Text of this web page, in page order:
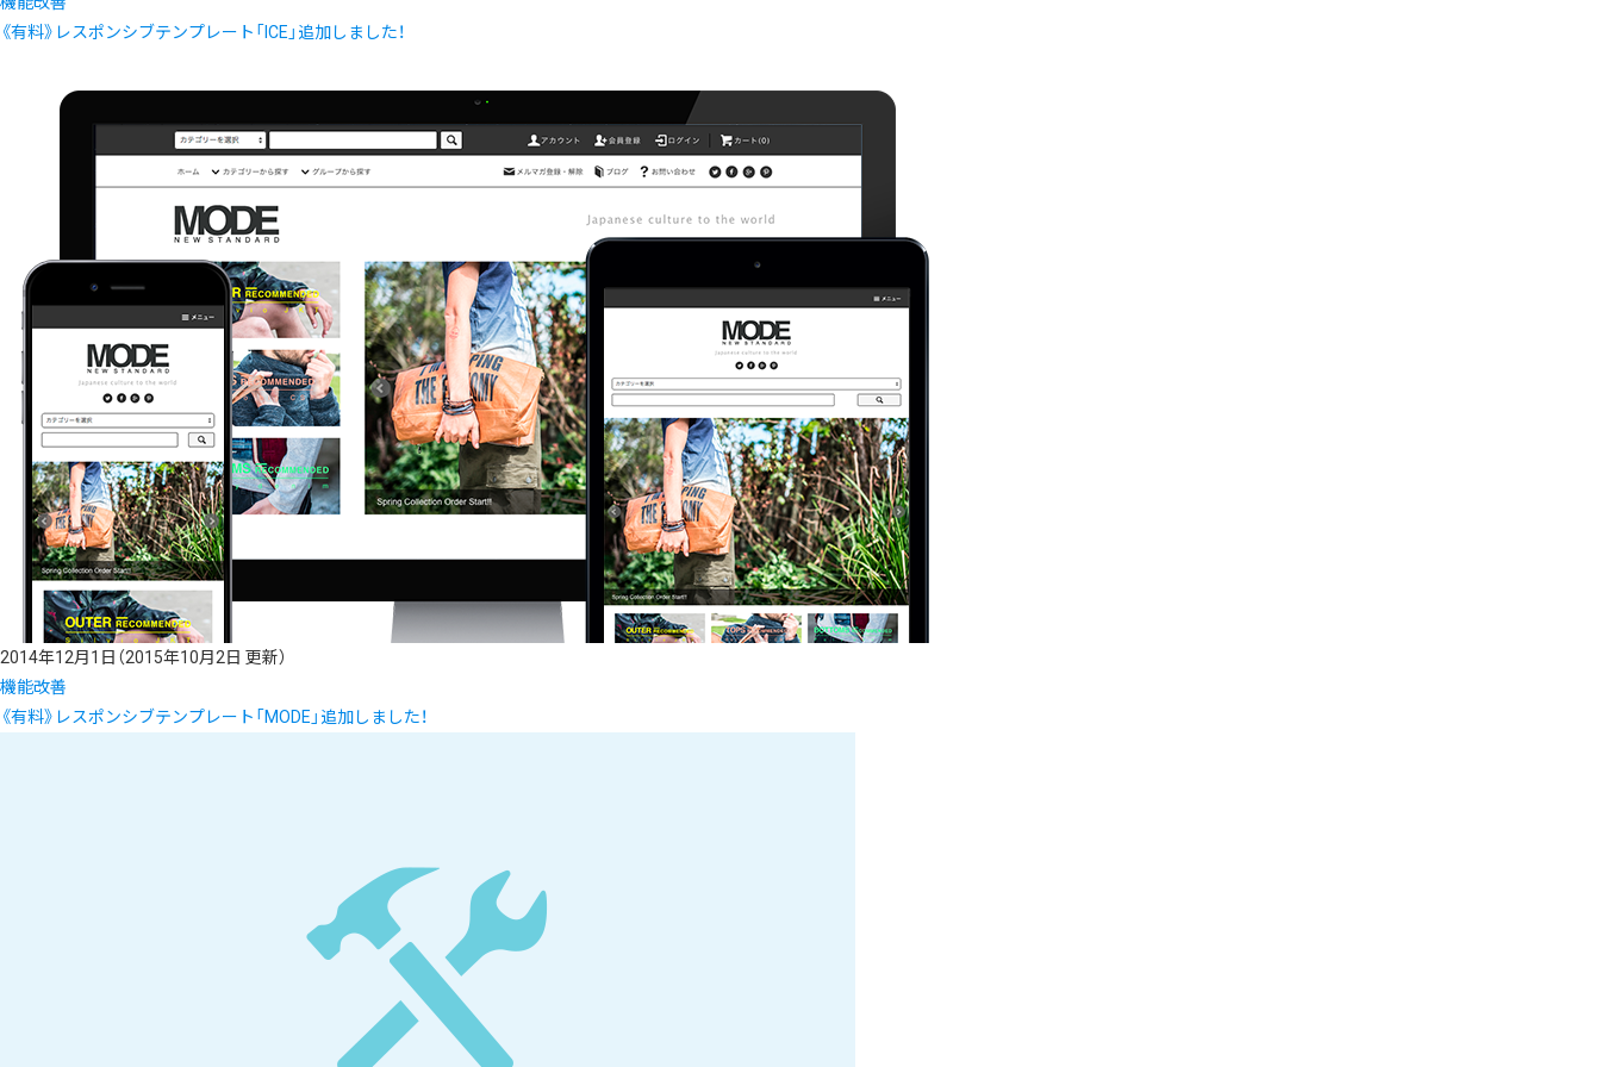
《有料》レスポンシブテンプレート「ICE」追加しました！
2014年12月1日 （2015年10月2日 更新）
機能改善
《有料》レスポンシブテンプレート「MODE」追加しました！